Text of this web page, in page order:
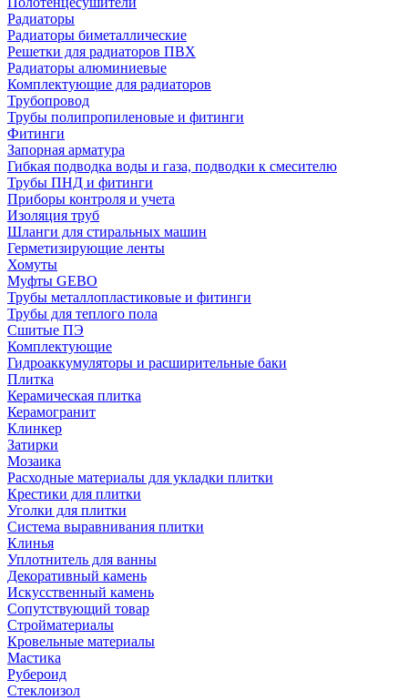
Радиаторы
Радиаторы биметаллические
Решетки для радиаторов ПВХ
Радиаторы алюминиевые
Комплектующие для радиаторов
Трубопровод
Трубы полипропиленовые и фитинги
Фитинги
Запорная арматура
Гибкая подводка воды и газа, подводки к смесителю
Трубы ПНД и фитинги
Приборы контроля и учета
Изоляция труб
Шланги для стиральных машин
Герметизирующие ленты
Хомуты
Муфты GEBO
Трубы металлопластиковые и фитинги
Трубы для теплого пола
Сшитые ПЭ
Комплектующие
Гидроаккумуляторы и расширительные баки
Плитка
Керамическая плитка
Керамогранит
Клинкер
Затирки
Мозаика
Расходные материалы для укладки плитки
Крестики для плитки
Уголки для плитки
Система выравнивания плитки
Клинья
Уплотнитель для ванны
Декоративный камень
Искусственный камень
Сопутствующий товар
Стройматериалы
Кровельные материалы
Мастика
Рубероид
Стеклоизол